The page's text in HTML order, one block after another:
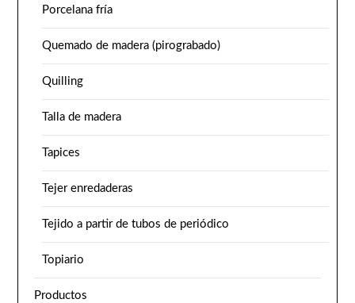
Porcelana fría
Quemado de madera (pirograbado)
Quilling
Talla de madera
Tapices
Tejer enredaderas
Tejido a partir de tubos de periódico
Topiario
Productos